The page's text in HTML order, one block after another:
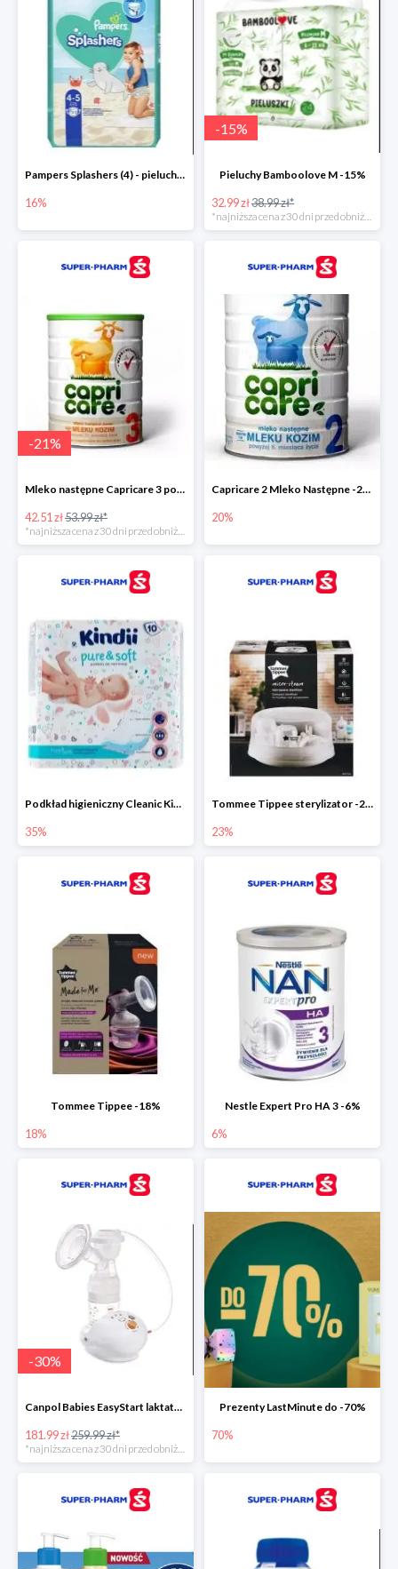
Pampers Splashers (4) - pieluchy jednorazowe do pływania -16%
16%
-15%
Pieluchy Bamboolove M -15%
32.99 zł38.99 zł*
-21%
Mleko następne Capricare 3 powyżej 12 miesięcy 400 g
42.51 zł53.99 zł*
Capricare 2 Mleko Następne -20%
20%
Podkład higieniczny Cleanic Kindii Pure & Soft -35%
35%
Tommee Tippee sterylizator -23%
23%
Tommee Tippee -18%
18%
Nestle Expert Pro HA 3 -6%
6%
-30%
Canpol Babies EasyStart laktator elektryczny
181.99 zł259.99 zł*
*najniższa cena z 30 dni przed obniżką
Prezenty LastMinute do -70%
70%